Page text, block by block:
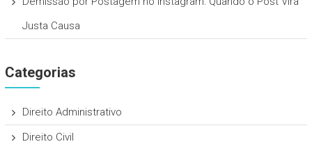
Justa Causa
Categorias
Direito Administrativo
Direito Civil